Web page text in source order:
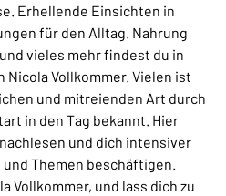
Erhellende Einsichten in
für den Alltag. Nahrung
vieles mehr findest du in
Nicola Vollkommer. Vielen ist
und mitreienden Art durch
in den Tag bekannt. Hier
und dich intensiver
Themen beschäftigen.
Vollkommer, und lass dich zu